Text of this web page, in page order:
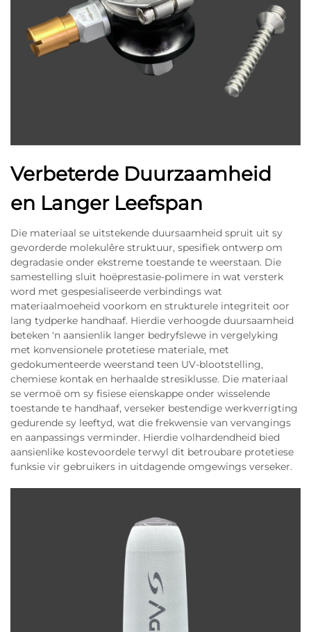
Verbeterde Duurzaamheid
en Langer Leefspan
Die materiaal se uitstekende duursaamheid spruit uit sy
gevorderde molekulêre struktuur, spesifiek ontwerp om
degradasie onder ekstreme toestande te weerstaan. Die
samestelling sluit hoëprestasie-polimere in wat versterk
word met gespesialiseerde verbindings wat
materiaalmoeheid voorkom en strukturele integriteit oor
lang tydperke handhaaf. Hierdie verhoogde duursaamheid
beteken 'n aansienlik langer bedryfslewe in vergelyking
met konvensionele protetiese materiale, met
gedokumenteerde weerstand teen UV-blootstelling,
chemiese kontak en herhaalde stresiklusse. Die materiaal
se vermoë om sy fisiese eienskappe onder wisselende
toestande te handhaaf, verseker bestendige werkverrigting
gedurende sy leeftyd, wat die frekwensie van vervangings
en aanpassings verminder. Hierdie volhardendheid bied
aansienlike kostevoordele terwyl dit betroubare protetiese
funksie vir gebruikers in uitdagende omgewings verseker.